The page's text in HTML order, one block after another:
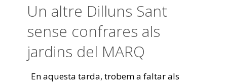
Un altre Dilluns Sant
sense confrares als
jardins del MARQ
En aquesta tarda, trobem a faltar als